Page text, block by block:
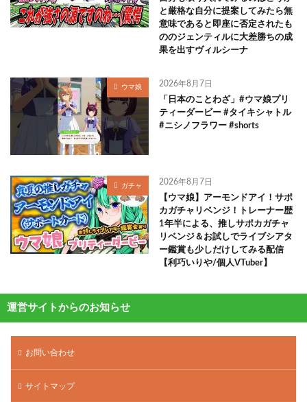
と厳格な自分に提案してみたら無
意味であると即座に否定されたも
ののジェンティルに大差勝ちの成
果を出すヴィルシーナ
ウマ娘 2026年8月7日
「日本のことわざ」#ウマ娘プリ
ティーダービー #タイキシャトル
#ニシノフラワー #shorts
ガチャ 2026年8月7日
【ウマ娘】アーモンドアイ！サポ
カガチャリベンジ！トレーナー歴
1年半による、推しサポカガチャ
リベンジ＆お試しでライブシアタ
ー鑑賞も少しだけしてみる配信
【利巧いりや/個人VTuber】
運営サイトからのお知らせ
お問い合わせ
サイトマップ